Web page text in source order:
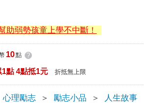
助弱勢孩童上學不中斷！
10點 ?
1點 4點抵1元 折抵無上限
心理勵志 ＞ 勵志小品 ＞ 人生故事